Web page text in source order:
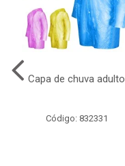
Capa de chuva adulto
Código: 832331